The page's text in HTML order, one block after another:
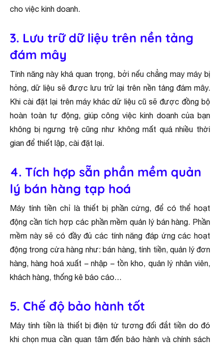
cho việc kinh doanh.
3. Lưu trữ dữ liệu trên nền tảng
đám mây
Tính năng này khá quan trọng, bởi nếu chẳng may máy bị
hỏng, dữ liệu sẽ được lưu trữ lại trên nền tảng đám mây.
Khi cài đặt lại trên máy khác dữ liệu cũ sẽ được đồng bộ
hoàn toàn tự động, giúp công việc kinh doanh của bạn
không bị ngưng trệ cũng như không mất quá nhiều thời
gian để thiết lập, cài đặt lại.
4. Tích hợp sẵn phần mềm quản
lý bán hàng tạp hoá
Máy tính tiền chỉ là thiết bị phần cứng, để có thể hoạt
động cần tích hợp các phần mềm quản lý bán hàng. Phần
mềm này sẽ có đầy đủ các tính năng đáp ứng các hoạt
động trong cửa hàng như: bán hàng, tính tiền, quản lý đơn
hàng, hàng hoá xuất – nhập – tồn kho, quản lý nhân viên,
khách hàng, thống kê báo cáo…
5. Chế độ bảo hành tốt
Máy tính tiền là thiết bị điện tử tương đối đắt tiền do đó
khi chọn mua cần quan tâm đến bảo hành và chính sách